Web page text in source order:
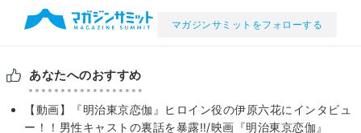
マガジンサミットをフォローする
あなたへのおすすめ
【動画】『明治東京恋伽』ヒロイン役の伊原六花にインタビュ
ー！！男性キャストの裏話を暴露‼/映画『明治東京恋伽』